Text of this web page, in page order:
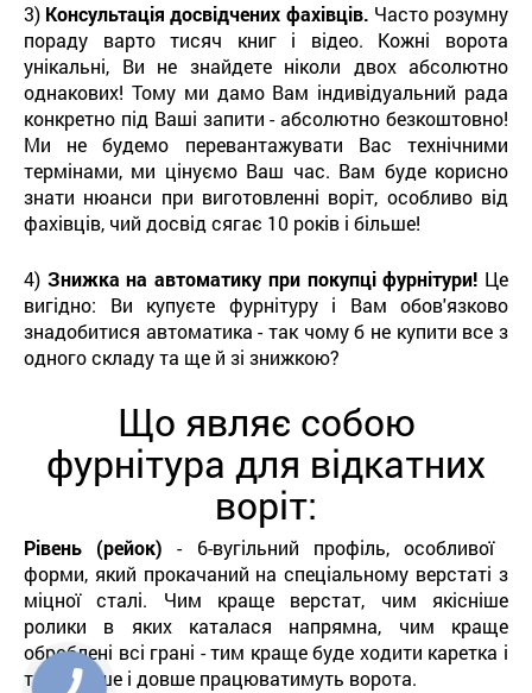
3) Консультація досвідчених фахівців. Часто розумну
пораду варто тисяч книг і відео. Кожні ворота
унікальні, Ви не знайдете ніколи двох абсолютно
однакових! Тому ми дамо Вам індивідуальний рада
конкретно під Ваші запити - абсолютно безкоштовно!
Ми не будемо перевантажувати Вас технічними
термінами, ми цінуємо Ваш час. Вам буде корисно
знати нюанси при виготовленні воріт, особливо від
фахівців, чий досвід сягає 10 років і більше!
4) Знижка на автоматику при покупці фурнітури! Це
вигідно: Ви купуєте фурнітуру і Вам обов'язково
знадобитися автоматика - так чому б не купити все з
одного складу та ще й зі знижкою?
Що являє собою
фурнітура для відкатних
воріт:
Рівень (рейок)- 6-вугільний профіль, особливої ​​
форми, який прокачаний на спеціальному верстаті з
міцної сталі. Чим краще верстат, чим якісніше
ролики в яких каталася напрямна, чим краще
оброблені всі грані - тим краще буде ходити каретка і
тим тихіше і довше працюватимуть ворота.